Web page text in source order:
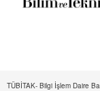
TÜBİTAK- Bilgi İşlem Daire